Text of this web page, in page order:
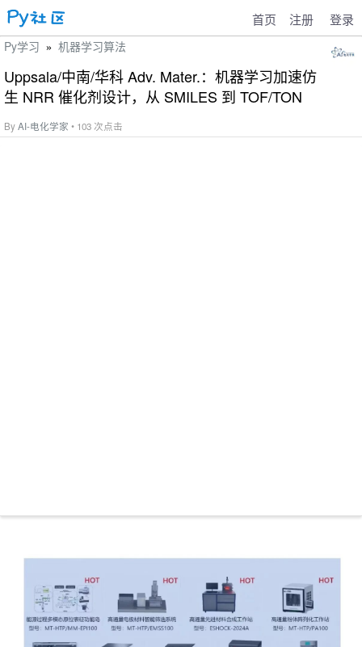
首页 注册 登录
Py学习 » 机器学习算法
Uppsala/中南/华科 Adv. Mater.：机器学习加速仿
生 NRR 催化剂设计，从 SMILES 到 TOF/TON
ByAI-电化学家 • 103 次点击